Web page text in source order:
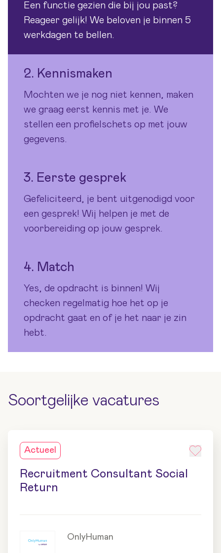
Een functie gezien die bij jou past?
Reageer gelijk! We beloven je binnen 5
werkdagen te bellen.
2. Kennismaken
Mochten we je nog niet kennen, maken
we graag eerst kennis met je. We
stellen een profielschets op met jouw
gegevens.
3. Eerste gesprek
Gefeliciteerd, je bent uitgenodigd voor
een gesprek! Wij helpen je met de
voorbereiding op jouw gesprek.
4. Match
Yes, de opdracht is binnen! Wij
checken regelmatig hoe het op je
opdracht gaat en of je het naar je zin
hebt.
Soortgelijke vacatures
Actueel
Recruitment Consultant Social
Return
OnlyHuman